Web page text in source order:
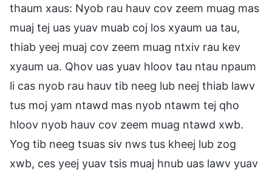
thaum xaus: Nyob rau hauv cov zeem muag mas
muaj tej uas yuav muab coj los xyaum ua tau,
thiab yeej muaj cov zeem muag ntxiv rau kev
xyaum ua. Qhov uas yuav hloov tau ntau npaum
li cas nyob rau hauv tib neeg lub neej thiab lawv
tus moj yam ntawd mas nyob ntawm tej qho
hloov nyob hauv cov zeem muag ntawd xwb.
Yog tib neeg tsuas siv nws tus kheej lub zog
xwb, ces yeej yuav tsis muaj hnub uas lawv yuav